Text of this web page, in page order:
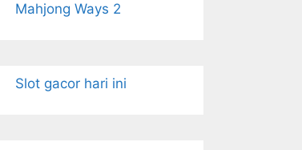
Mahjong Ways 2
Slot gacor hari ini